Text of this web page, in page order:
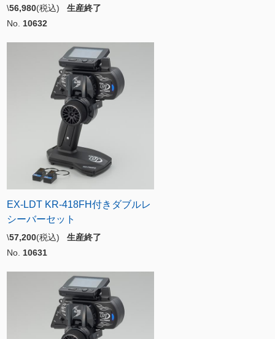
\56,980(税込) 生産終了
No. 10632
EX-LDT KR-418FH付きダブルレ
シーバーセット
\57,200(税込) 生産終了
No. 10631